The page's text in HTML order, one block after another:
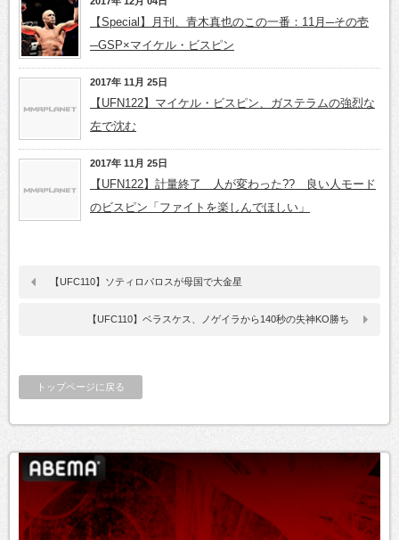
【Special】月刊、青木真也のこの一番：11月─その壱
─GSP×マイケル・ビスピン
2017年 11月 25日
【UFN122】マイケル・ビスピン、ガステラムの強烈な
左で沈む
2017年 11月 25日
【UFN122】計量終了 人が変わった?? 良い人モード
のビスピン「ファイトを楽しんでほしい」
【UFC110】ソティロパロスが母国で大金星
【UFC110】ベラスケス、ノゲイラから140秒の失神KO勝ち
トップページに戻る